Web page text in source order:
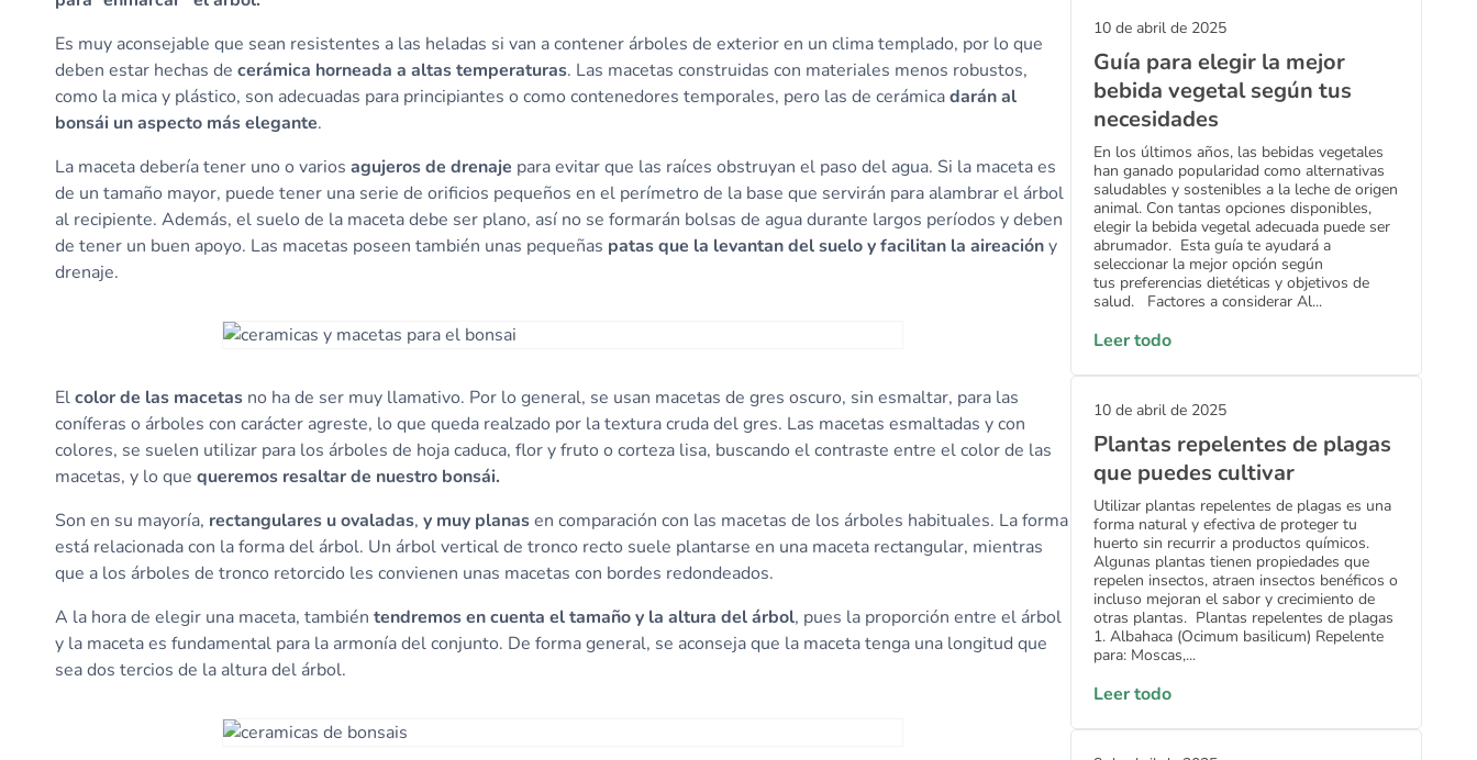
Es muy aconsejable que sean resistentes a las heladas si van a contener árboles de exterior en un clima templado, por lo que
deben estar hechas de cerámica horneada a altas temperaturas. Las macetas construidas con materiales menos robustos,
como la mica y plástico, son adecuadas para principiantes o como contenedores temporales, pero las de cerámicadarán al
bonsái un aspecto más elegante.
La maceta debería tener uno o varios agujeros de drenaje para evitar que las raíces obstruyan el paso del agua. Si la maceta es
de un tamaño mayor, puede tener una serie de orificios pequeños en el perímetro de la base que servirán para alambrar el árbol
al recipiente. Además, el suelo de la maceta debe ser plano, así no se formarán bolsas de agua durante largos períodos y deben
de tener un buen apoyo. Las macetas poseen también unas pequeñas patas que la levantan del suelo y facilitan la aireacióny
drenaje.
Elcolor de las macetas no ha de ser muy llamativo. Por lo general, se usan macetas de gres oscuro, sin esmaltar, para las
coníferas o árboles con carácter agreste, lo que queda realzado por la textura cruda del gres. Las macetas esmaltadas y con
colores, se suelen utilizar para los árboles de hoja caduca, flor y fruto o corteza lisa, buscando el contraste entre el color de las
macetas, y lo que queremos resaltar de nuestro bonsái.
Son en su mayoría, rectangulares u ovaladas, y muy planasen comparación con las macetas de los árboles habituales. La forma
está relacionada con la forma del árbol. Un árbol vertical de tronco recto suele plantarse en una maceta rectangular, mientras
que a los árboles de tronco retorcido les convienen unas macetas con bordes redondeados.
A la hora de elegir una maceta, también tendremos en cuenta el tamaño y la altura del árbol, pues la proporción entre el árbol
y la maceta es fundamental para la armonía del conjunto. De forma general, se aconseja que la maceta tenga una longitud que
sea dos tercios de la altura del árbol.
10 de abril de 2025
Guía para elegir la mejor
bebida vegetal según tus
necesidades
En los últimos años, las bebidas vegetales
han ganado popularidad como alternativas
saludables y sostenibles a la leche de origen
animal. Con tantas opciones disponibles,
elegir la bebida vegetal adecuada puede ser
abrumador. Esta guía te ayudará a
seleccionar la mejor opción según
tus preferencias dietéticas y objetivos de
salud. Factores a considerar Al...
Leer todo
10 de abril de 2025
Plantas repelentes de plagas
que puedes cultivar
Utilizar plantas repelentes de plagas es una
forma natural y efectiva de proteger tu
huerto sin recurrir a productos químicos.
Algunas plantas tienen propiedades que
repelen insectos, atraen insectos benéficos o
incluso mejoran el sabor y crecimiento de
otras plantas. Plantas repelentes de plagas
1. Albahaca (Ocimum basilicum) Repelente
para: Moscas,...
Leer todo